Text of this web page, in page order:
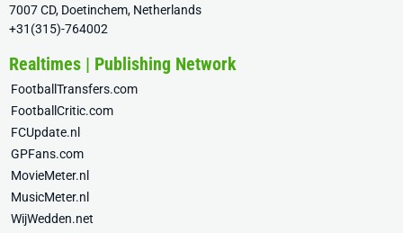
7007 CD, Doetinchem, Netherlands
+31(315)-764002
Realtimes | Publishing Network
FootballTransfers.com
FootballCritic.com
FCUpdate.nl
GPFans.com
MovieMeter.nl
MusicMeter.nl
WijWedden.net